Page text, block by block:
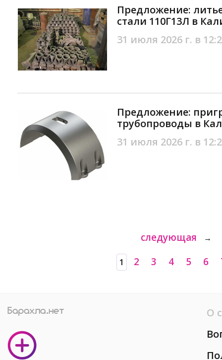
Предложение:
стали 110Г13Л в
31 июля 2026 г. в
Предложение:
трубопроводы в
31 июля 2026 г. в
следующая →
1 2 3 4 5 6
О